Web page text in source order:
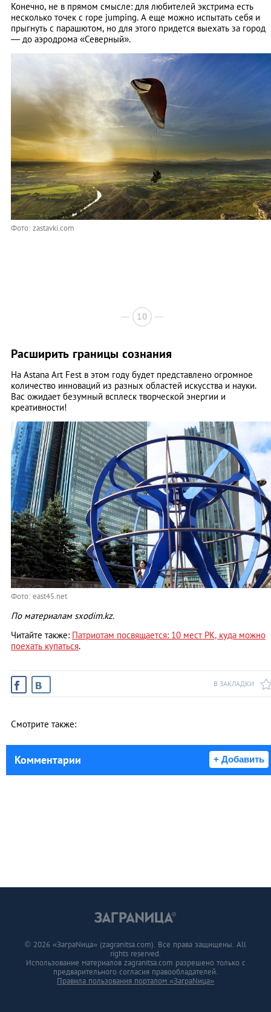
Конечно, не в прямом смысле: для любителей экстрима есть
несколько точек с rope jumping. А еще можно испытать себя и
прыгнуть с парашютом, но для этого придется выехать за город
— до аэродрома «Северный».
Фото: zastavki.com
10
Расширить границы сознания
На Astana Art Fest в этом году будет представлено огромное
количество инноваций из разных областей искусства и науки.
Вас ожидает безумный всплеск творческой энергии и
креативности!
Фото: east45.net
По материалам sxodim.kz.
Читайте также: Патриотам посвящается: 10 мест РК, куда можно
поехать купаться.
В ЗАКЛАДКИ
Смотрите также:
Комментарии + Добавить
© 2026 «ЗаграNица» (zagranitsa.com). Все права защищены. All
rights reserved.
Использование материалов zagranitsa.com разрешено только с
предварительного согласия правообладателей.
Правила пользования порталом «ЗаграNица»